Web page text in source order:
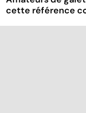
cette référence